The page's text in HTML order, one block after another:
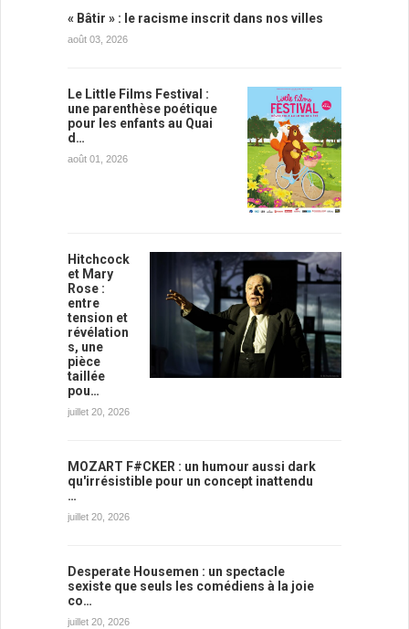
« Bâtir » : le racisme inscrit dans nos villes
août 03, 2026
Le Little Films Festival :
une parenthèse poétique
pour les enfants au Quai
d…
août 01, 2026
Hitchcock
et Mary
Rose :
entre
tension et
révélation
s, une
pièce
taillée
pou…
juillet 20, 2026
MOZART F#CKER : un humour aussi dark
qu'irrésistible pour un concept inattendu
…
juillet 20, 2026
Desperate Housemen : un spectacle
sexiste que seuls les comédiens à la joie
co…
juillet 20, 2026